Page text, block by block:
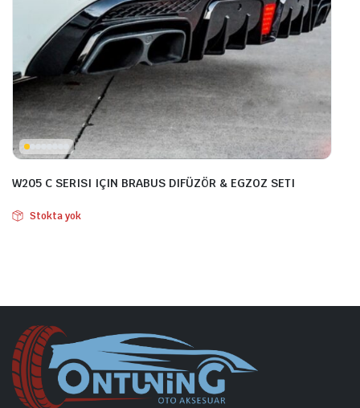
W205 C SERISI IÇIN BRABUS DIFÜZÖR & EGZOZ SETI
Stokta yok